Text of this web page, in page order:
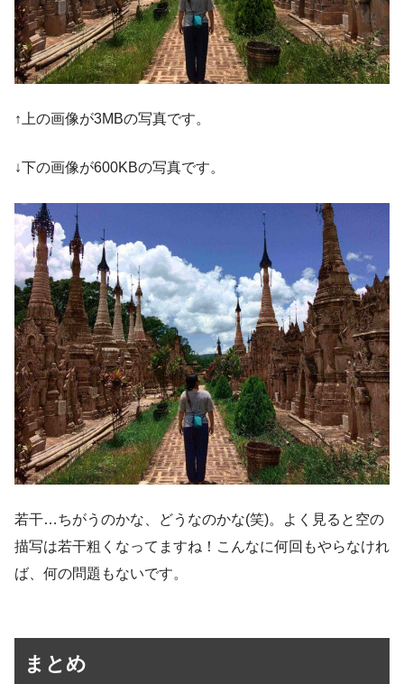
↑上の画像が3MBの写真です。
↓下の画像が600KBの写真です。
若干…ちがうのかな、どうなのかな(笑)。よく見ると空の
描写は若干粗くなってますね！こんなに何回もやらなけれ
ば、何の問題もないです。
まとめ